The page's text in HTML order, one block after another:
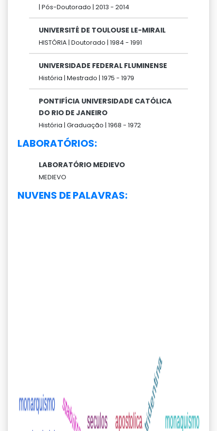
| Pós-Doutorado | 2013 - 2014
UNIVERSITÉ DE TOULOUSE LE-MIRAIL
HISTÓRIA | Doutorado | 1984 - 1991
UNIVERSIDADE FEDERAL FLUMINENSE
História | Mestrado | 1975 - 1979
PONTIFÍCIA UNIVERSIDADE CATÓLICA
DO RIO DE JANEIRO
História | Graduação | 1968 - 1972
LABORATÓRIOS:
LABORATÓRIO MEDIEVO
MEDIEVO
NUVENS DE PALAVRAS: